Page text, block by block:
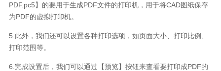
PDF.pc5】的要用于生成PDF文件的打印机，用于将CAD图纸保存
为PDF的虚拟打印机。
5. 此外，我们还可以设置各种打印选项，如页面大小、打印比例、
打印范围等。
6. 完成设置后，我们可以通过【预览】按钮来查看要打印成PDF的